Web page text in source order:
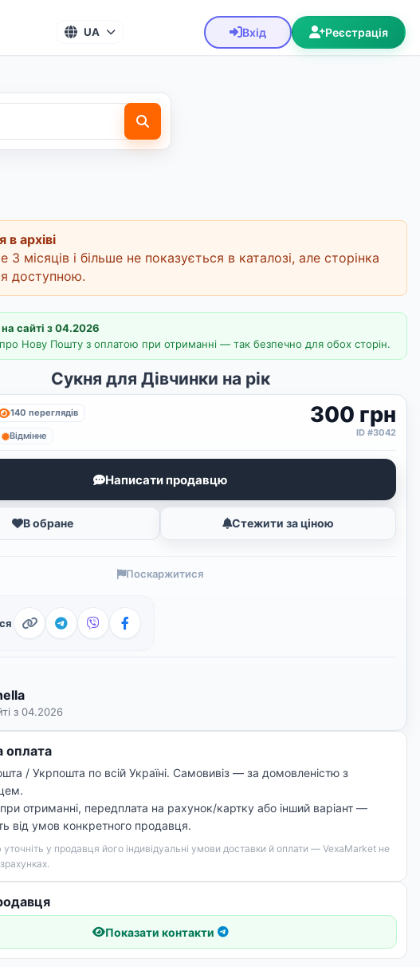
UA Вхід Реєстрація
Сукня для Дівчинки на рік
архіві
3 місяців і більше не показується в каталозі, але сторінка
доступною.
140 переглядів 300 грн
ID #3042
Відмінне
Написати продавцю
В обране Стежити за ціною
Поскаржитися
з 04.2026
оплата
/ Укрпошта по всій Україні. Самовивіз — за домовленістю з
отриманні, передплата на рахунок/картку або інший варіант —
від умов конкретного продавця.
у продавця його індивідуальні умови доставки й оплати — VexaMarket не
сайті з 04.2026
Нову Пошту з оплатою при отриманні — так безпечно для обох сторін.
Показати контакти